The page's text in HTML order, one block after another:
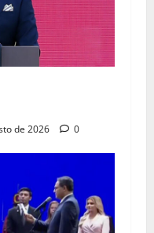
de 2026 0